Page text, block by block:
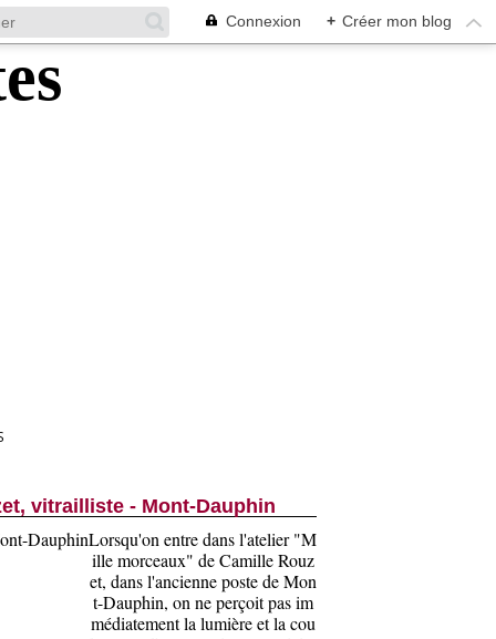
Connexion + Créer mon blog
vitrailliste - Mont-Dauphin
Lorsqu'on entre dans l'atelier "M
ille morceaux" de Camille Rouz
et, dans l'ancienne poste de Mon
t-Dauphin, on ne perçoit pas im
médiatement la lumière et la cou